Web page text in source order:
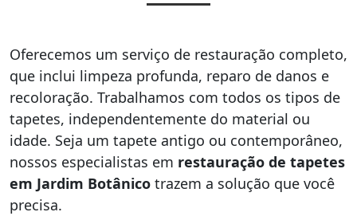
Oferecemos um serviço de restauração completo,
que inclui limpeza profunda, reparo de danos e
recoloração. Trabalhamos com todos os tipos de
tapetes, independentemente do material ou
idade. Seja um tapete antigo ou contemporâneo,
nossos especialistas em restauração de tapetes
em Jardim Botânico trazem a solução que você
precisa.